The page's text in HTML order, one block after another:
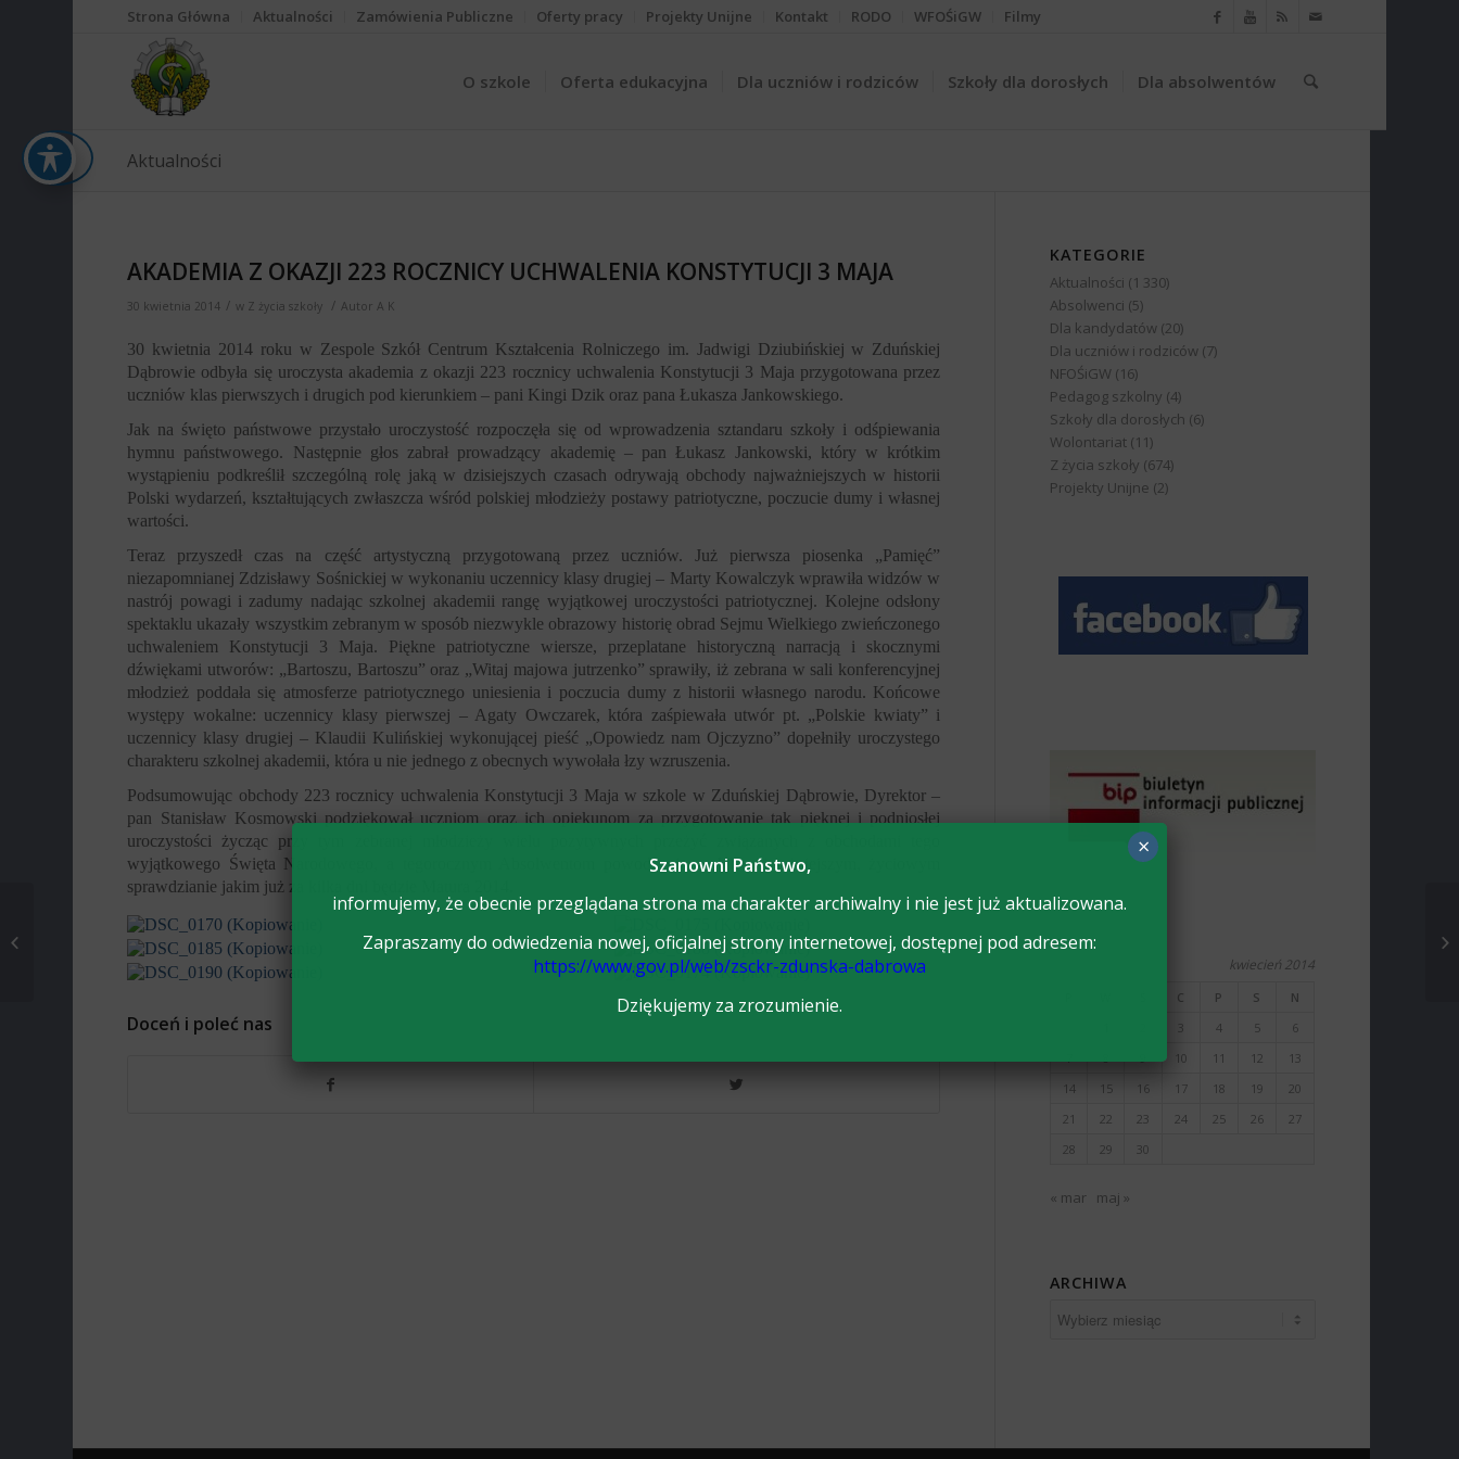
Strona Główna Aktualności Zamówienia Publiczne Oferty pracy Projekty Unijne Kontakt RODO WFOŚiGW Filmy
O szkole Oferta edukacyjna Dla uczniów i rodziców Szkoły dla dorosłych Dla absolwentów
Aktualności
AKADEMIA Z OKAZJI 223 ROCZNICY UCHWALENIA KONSTYTUCJI 3 MAJA
30 kwietnia 2014 / w Z życia szkoły / AutorA K
30 kwietnia 2014 roku w Zespole Szkół Centrum Kształcenia Rolniczego im. Jadwigi Dziubińskiej w Zduńskiej
Dąbrowie odbyła się uroczysta akademia z okazji 223 rocznicy uchwalenia Konstytucji 3 Maja przygotowana przez
uczniów klas pierwszych i drugich pod kierunkiem – pani Kingi Dzik oraz pana Łukasza Jankowskiego.
Jak na święto państwowe przystało uroczystość rozpoczęła się od wprowadzenia sztandaru szkoły i odśpiewania
hymnu państwowego. Następnie głos zabrał prowadzący akademię – pan Łukasz Jankowski, który w krótkim
wystąpieniu podkreślił szczególną rolę jaką w dzisiejszych czasach odrywają obchody najważniejszych w historii
Polski wydarzeń, kształtujących zwłaszcza wśród polskiej młodzieży postawy patriotyczne, poczucie dumy i własnej
wartości.
Teraz przyszedł czas na część artystyczną przygotowaną przez uczniów. Już pierwsza piosenka „Pamięć”
niezapomnianej Zdzisławy Sośnickiej w wykonaniu uczennicy klasy drugiej – Marty Kowalczyk wprawiła widzów w
nastrój powagi i zadumy nadając szkolnej akademii rangę wyjątkowej uroczystości patriotycznej. Kolejne odsłony
spektaklu ukazały wszystkim zebranym w sposób niezwykle obrazowy historię obrad Sejmu Wielkiego zwieńczonego
uchwaleniem Konstytucji 3 Maja. Piękne patriotyczne wiersze, przeplatane historyczną narracją i skocznymi
dźwiękami utworów: „Bartoszu, Bartoszu” oraz „Witaj majowa jutrzenko” sprawiły, iż zebrana w sali konferencyjnej
młodzież poddała się atmosferze patriotycznego uniesienia i poczucia dumy z historii własnego narodu. Końcowe
występy wokalne: uczennicy klasy pierwszej – Agaty Owczarek, która zaśpiewała utwór pt. „Polskie kwiaty” i
uczennicy klasy drugiej – Klaudii Kulińskiej wykonującej pieść „Opowiedz nam Ojczyzno” dopełniły uroczystego
charakteru szkolnej akademii, która u nie jednego z obecnych wywołała łzy wzruszenia.
Podsumowując obchody 223 rocznicy uchwalenia Konstytucji 3 Maja w szkole w Zduńskiej Dąbrowie, Dyrektor –
pan Stanisław Kosmowski podziękował uczniom oraz ich opiekunom za przygotowanie tak pięknej i podniosłej
uroczystości życząc przy tym zebranej młodzieży wielu pozytywnych przeżyć związanych z obchodami tego
wyjątkowego Święta Narodowego, a tegorocznym Absolwentom powodzenia w Ich najważniejszym, życiowym
sprawdzianie jakim już za kilka dni będzie Matura 2014.
Doceń i poleć nas
KATEGORIE
Aktualności (1 330)
Absolwenci (5)
Dla kandydatów (20)
Dla uczniów i rodziców (7)
NFOŚiGW (16)
Pedagog szkolny (4)
Szkoły dla dorosłych (6)
Wolontariat (11)
Z życia szkoły (674)
Projekty Unijne (2)
kwiecień 2014
C P S
N
3 4 5
6
7
8 9 10 11 12
13
14
15 16 17 18 19
20
21
22 23 24 25 26
27
28
29 30
« mar maj »
ARCHIWA
POŻEGNANIE KLAS
MATURALNYCH
Szanowni Państwo,
informujemy, że obecnie przeglądana strona ma charakter archiwalny i nie jest już aktualizowana.
Zapraszamy do odwiedzenia nowej, oficjalnej strony internetowej, dostępnej pod adresem:
https://www.gov.pl/web/zsckr-zdunska-dabrowa
Dziękujemy za zrozumienie.
×